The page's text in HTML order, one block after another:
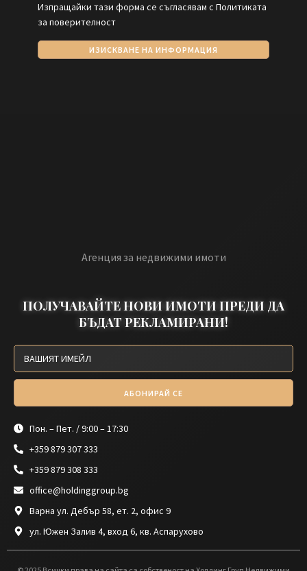
Изпращайки тази форма се съгласявам с Политиката
за поверителност
ИЗИСКВАНЕ НА ИНФОРМАЦИЯ
Агенция за недвижими имоти
ПОЛУЧАВАЙТЕ НОВИ ИМОТИ ПРЕДИ ДА
БЪДАТ РЕКЛАМИРАНИ!
АБОНИРАЙ СЕ
Пон. – Пет. / 9:00 – 17:30
+359 879 307 333
+359 879 308 333
office@holdinggroup.bg
Варна ул. Дебър 58, ет. 2, офис 9
ул. Южен Залив 4, вход 6, кв. Аспарухово